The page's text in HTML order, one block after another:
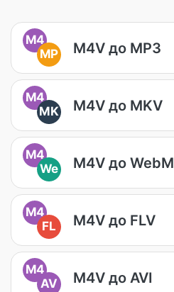
M4
MP
M4V до MP3
M4
MK
M4V до MKV
M4
We
M4V до WebM
M4
FL
M4V до FLV
M4
AV
M4V до AVI